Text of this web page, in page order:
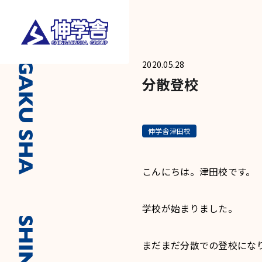
2020.05.28
分散登校
伸学舎津田校
こんにちは。津田校です。
学校が始まりました。
まだまだ分散での登校にな